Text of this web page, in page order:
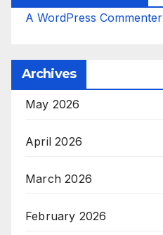
A WordPress Commenter
Archives
May 2026
April 2026
March 2026
February 2026